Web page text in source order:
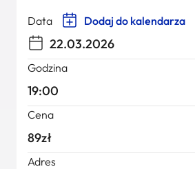
Data Dodaj do kalendarza
22.03.2026
Godzina
19:00
Cena
89zł
Adres